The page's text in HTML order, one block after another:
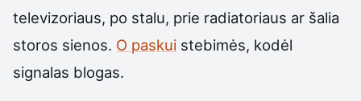
televizoriaus, po stalu, prie radiatoriaus ar šalia
storos sienos. O paskui stebimės, kodėl
signalas blogas.